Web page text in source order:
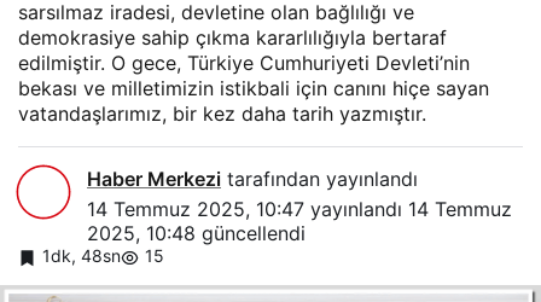
sarsılmaz iradesi, devletine olan bağlılığı ve
demokrasiye sahip çıkma kararlılığıyla bertaraf
edilmiştir. O gece, Türkiye Cumhuriyeti Devleti’nin
bekası ve milletimizin istikbali için canını hiçe sayan
vatandaşlarımız, bir kez daha tarih yazmıştır.
Haber Merkezi tarafından yayınlandı
14 Temmuz 2025, 10:47 yayınlandı 14 Temmuz
2025, 10:48 güncellendi
1dk, 48sn 15